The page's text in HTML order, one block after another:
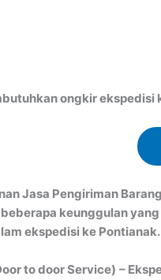
ongkir ekspedisi
Jasa Pengiriman
keunggulan
ekspedisi ke
to door Service) –